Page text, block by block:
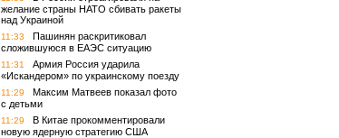
желание страны НАТО сбивать ракеты
над Украиной
11:33
Пашинян раскритиковал
сложившуюся в ЕАЭС ситуацию
11:31
Армия Россия ударила
«Искандером» по украинскому поезду
11:29
Максим Матвеев показал фото
с детьми
11:29
В Китае прокомментировали
новую ядерную стратегию США